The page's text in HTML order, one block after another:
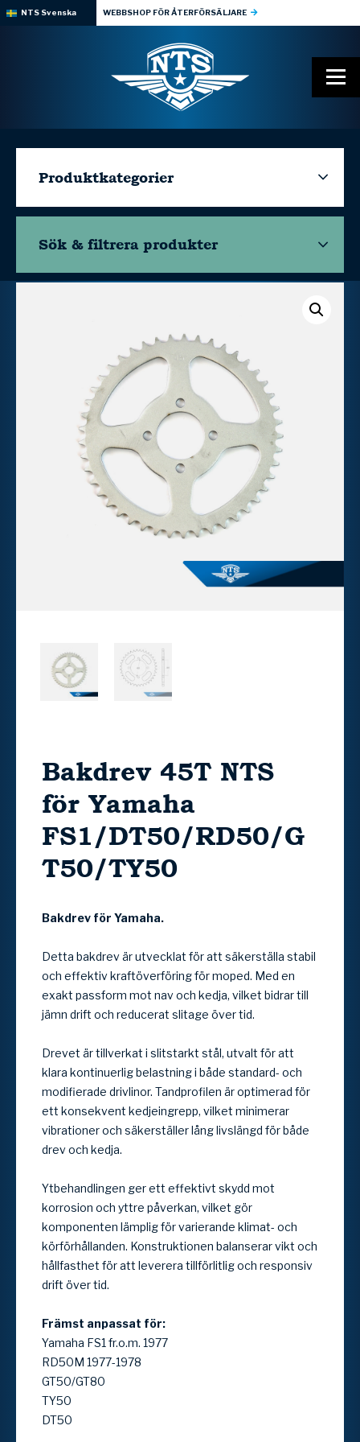
NTS Svenska WEBBSHOP FÖR ÅTERFÖRSÄLJARE
Produktkategorier
Sök & filtrera produkter
Bakdrev 45T NTS
för Yamaha
FS1/DT50/RD50/G
T50/TY50
Bakdrev för Yamaha.
Detta bakdrev är utvecklat för att säkerställa stabil
och effektiv kraftöverföring för moped. Med en
exakt passform mot nav och kedja, vilket bidrar till
jämn drift och reducerat slitage över tid.
Drevet är tillverkat i slitstarkt stål, utvalt för att
klara kontinuerlig belastning i både standard- och
modifierade drivlinor. Tandprofilen är optimerad för
ett konsekvent kedjeingrepp, vilket minimerar
vibrationer och säkerställer lång livslängd för både
drev och kedja.
Ytbehandlingen ger ett effektivt skydd mot
korrosion och yttre påverkan, vilket gör
komponenten lämplig för varierande klimat- och
körförhållanden. Konstruktionen balanserar vikt och
hållfasthet för att leverera tillförlitlig och responsiv
drift över tid.
Främst anpassat för:
Yamaha FS1 fr.o.m. 1977
RD50M 1977-1978
GT50/GT80
TY50
DT50